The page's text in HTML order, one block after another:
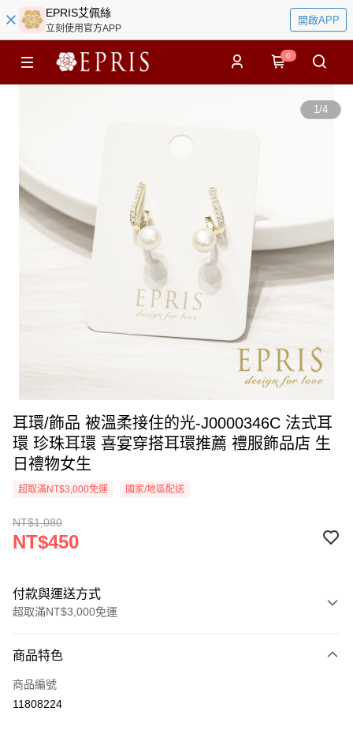
EPRIS艾佩絲
立刻使用官方APP
開啟APP
0
1/4
耳環/飾品 被溫柔接住的光-J0000346C 法式耳
環 珍珠耳環 喜宴穿搭耳環推薦 禮服飾品店 生
日禮物女生
超取滿NT$3,000免運 國家/地區配送
NT$1,080
NT$450
付款與運送方式
超取滿NT$3,000免運
信用卡一次付款
信用卡分期付款
商品特色
商品編號
11808224